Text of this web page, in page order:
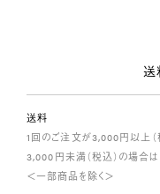
送
送料
1回のご注文が3,000円以上（
3,000円未満（税込）の場合は
＜一部商品を除く＞